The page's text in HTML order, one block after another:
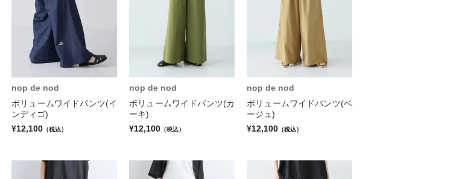
nop de nod
ボリュームワイドパンツ(イ
ンディゴ)
¥12,100 （税込）
nop de nod
ボリュームワイドパンツ(カ
ーキ)
¥12,100 （税込）
nop de nod
ボリュームワイドパンツ(ベ
ージュ)
¥12,100 （税込）